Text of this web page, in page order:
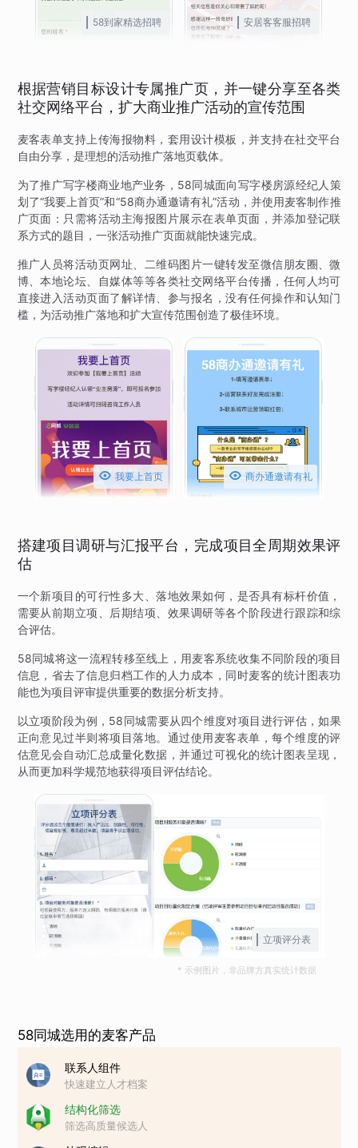
58到家精选招聘 安居客客服招聘
根据营销目标设计专属推广页，并一键分享至各类
社交网络平台，扩大商业推广活动的宣传范围
麦客表单支持上传海报物料，套用设计模板，并支持在社交平台
自由分享，是理想的活动推广落地页载体。
为了推广写字楼商业地产业务，58同城面向写字楼房源经纪人策
划了“我要上首页”和“58商办通邀请有礼”活动，并使用麦客制作推
广页面：只需将活动主海报图片展示在表单页面，并添加登记联
系方式的题目，一张活动推广页面就能快速完成。
推广人员将活动页网址、二维码图片一键转发至微信朋友圈、微
博、本地论坛、自媒体等等各类社交网络平台传播，任何人均可
直接进入活动页面了解详情、参与报名，没有任何操作和认知门
槛，为活动推广落地和扩大宣传范围创造了极佳环境。
 我要上首页  商办通邀请有礼
搭建项目调研与汇报平台，完成项目全周期效果评
估
一个新项目的可行性多大、落地效果如何，是否具有标杆价值，
需要从前期立项、后期结项、效果调研等各个阶段进行跟踪和综
合评估。
58同城将这一流程转移至线上，用麦客系统收集不同阶段的项目
信息，省去了信息归档工作的人力成本，同时麦客的统计图表功
能也为项目评审提供重要的数据分析支持。
以立项阶段为例，58同城需要从四个维度对项目进行评估，如果
正向意见过半则将项目落地。通过使用麦客表单，每个维度的评
估意见会自动汇总成量化数据，并通过可视化的统计图表呈现，
从而更加科学规范地获得项目评估结论。
立项评分表
* 示例图片，非品牌方真实统计数据
58同城选用的麦客产品
联系人组件
快速建立人才档案
结构化筛选
筛选高质量候选人